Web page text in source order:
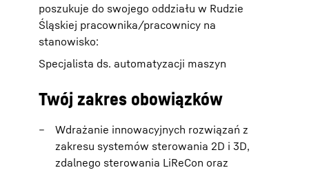
poszukuje do swojego oddziału w Rudzie
Śląskiej pracownika/pracownicy na
stanowisko:
Specjalista ds. automatyzacji maszyn
Twój zakres obowiązków
Wdrażanie innowacyjnych rozwiązań z
zakresu systemów sterowania 2D i 3D,
zdalnego sterowania LiReCon oraz